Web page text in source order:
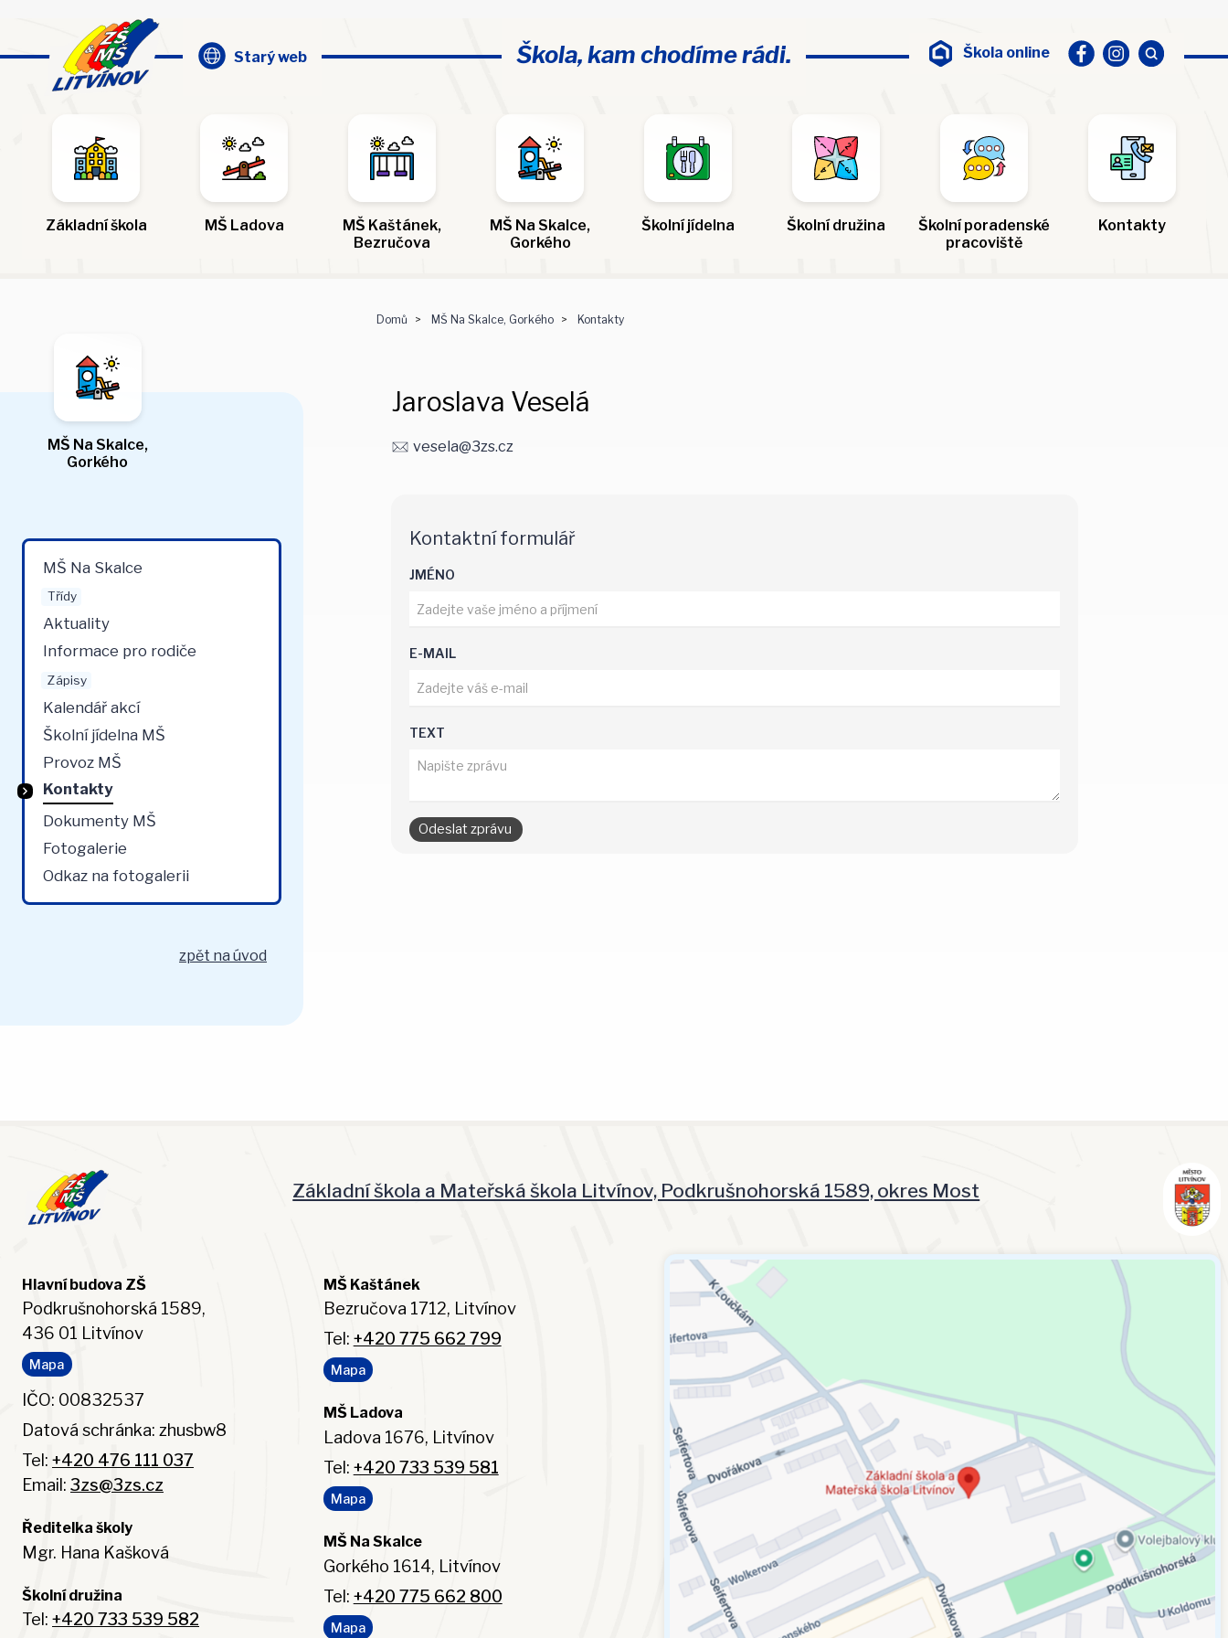
Starý web Škola, kam chodíme rádi. Škola online
Základní škola MŠ Ladova
MŠ Kaštánek,
Bezručova
MŠ Na Skalce,
Gorkého
Školní jídelna Školní družina
Školní poradenské
pracoviště
Kontakty
MŠ Na Skalce,
Gorkého
MŠ Na Skalce
Třídy
Aktuality
Informace pro rodiče
Zápisy
Kalendář akcí
Školní jídelna MŠ
Provoz MŠ
Kontakty
Dokumenty MŠ
Fotogalerie
Odkaz na fotogalerii
zpět na úvod
Domů MŠ Na Skalce, Gorkého Kontakty
Jaroslava Veselá
vesela@3zs.cz
Kontaktní formulář
JMÉNO
E-MAIL
TEXT
Základní škola a Mateřská škola Litvínov, Podkrušnohorská 1589, okres Most
Hlavní budova ZŠ
Podkrušnohorská 1589,
436 01 Litvínov
Mapa
IČO: 00832537
Datová schránka: zhusbw8
Tel: +420 476 111 037
Email: 3zs@3zs.cz
Ředitelka školy
Mgr. Hana Kašková
Školní družina
Tel: +420 733 539 582
MŠ Kaštánek
Bezručova 1712, Litvínov
Tel: +420 775 662 799
Mapa
MŠ Ladova
Ladova 1676, Litvínov
Tel: +420 733 539 581
Mapa
MŠ Na Skalce
Gorkého 1614, Litvínov
Tel: +420 775 662 800
Mapa